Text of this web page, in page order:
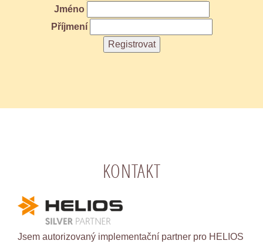
Jméno
Příjmení
KONTAKT
Jsem autorizovaný implementační partner pro HELIOS